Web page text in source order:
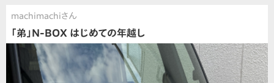
machimachiさん
「弟」N-BOX はじめての年越し